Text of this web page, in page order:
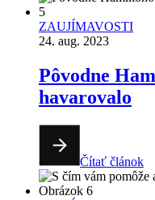
ZAUJÍMAVOSTI
24. aug. 2023
Pôvodne
havarovalo
Čítať článok